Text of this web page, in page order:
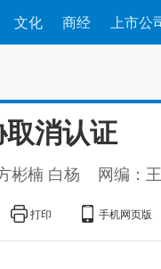
文化 商经 上市公
取消认证
彬楠 白杨 网编：
打印 手机网页版